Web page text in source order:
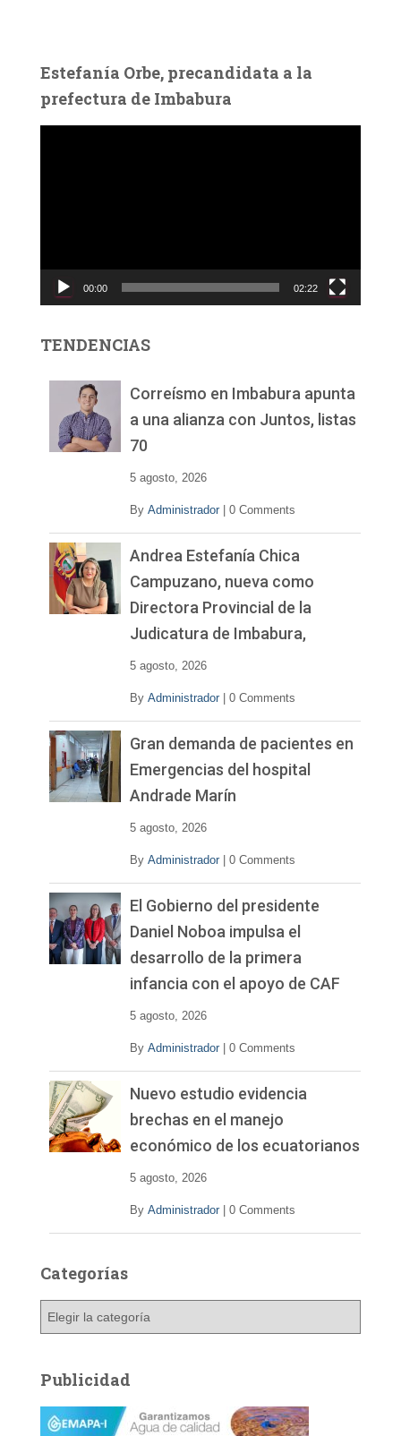
Estefanía Orbe, precandidata a la
prefectura de Imbabura
c
d
00:00 02:22
TENDENCIAS
Correísmo en Imbabura apunta
a una alianza con Juntos, listas
70
5 agosto, 2026
By Administrador 0 Comments
Andrea Estefanía Chica
Campuzano, nueva como
Directora Provincial de la
Judicatura de Imbabura,
5 agosto, 2026
By Administrador 0 Comments
Gran demanda de pacientes en
Emergencias del hospital
Andrade Marín
5 agosto, 2026
By Administrador 0 Comments
El Gobierno del presidente
Daniel Noboa impulsa el
desarrollo de la primera
infancia con el apoyo de CAF
5 agosto, 2026
By Administrador 0 Comments
Nuevo estudio evidencia
brechas en el manejo
económico de los ecuatorianos
5 agosto, 2026
By Administrador 0 Comments
Categorías
g
o
Publicidad